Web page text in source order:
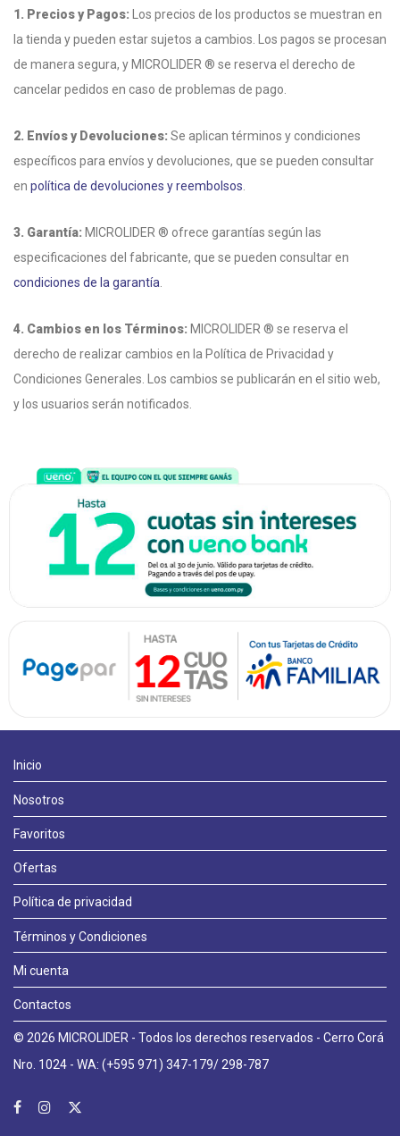
1. Precios y Pagos: Los precios de los productos se muestran en
la tienda y pueden estar sujetos a cambios. Los pagos se procesan
de manera segura, y MICROLIDER ® se reserva el derecho de
cancelar pedidos en caso de problemas de pago.
2. Envíos y Devoluciones: Se aplican términos y condiciones
específicos para envíos y devoluciones, que se pueden consultar
en política de devoluciones y reembolsos
3. Garantía: MICROLIDER ® ofrece garantías según las
especificaciones del fabricante, que se pueden consultar en
condiciones de la garantía
4. Cambios en los Términos: MICROLIDER ® se reserva el
derecho de realizar cambios en la Política de Privacidad y
Condiciones Generales. Los cambios se publicarán en el sitio web,
y los usuarios serán notificados.
Inicio
Nosotros
Favoritos
Ofertas
Política de privacidad
Términos y Condiciones
Mi cuenta
Contactos
© 2026 MICROLIDER - Todos los derechos reservados - Cerro Corá
Nro. 1024 - WA: (+595 971) 347-179/ 298-787